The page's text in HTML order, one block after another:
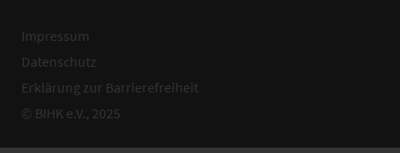
Impressum
Datenschutz
Erklärung zur Barrierefreiheit
© BIHK e.V., 2025